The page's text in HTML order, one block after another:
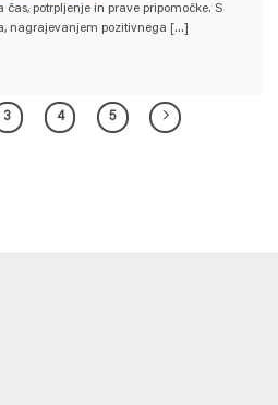
potrpljenje in prave pripomočke. S
nagrajevanjem pozitivnega [...]
3 4 5